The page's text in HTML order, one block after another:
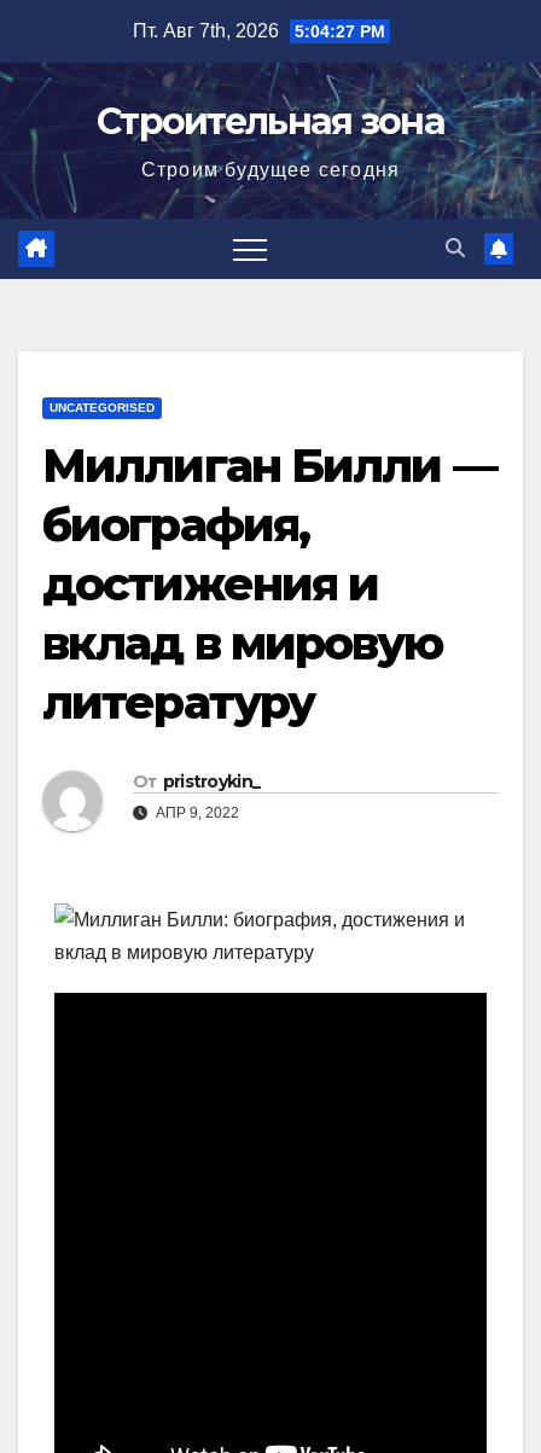
содержимому
Пт. Авг 7th, 2026 5:04:28 PM
Строительная зона
Строим будущее сегодня
UNCATEGORISED
Миллиган Билли —
биография,
достижения и
вклад в мировую
литературу
От pristroykin_
АПР 9, 2022